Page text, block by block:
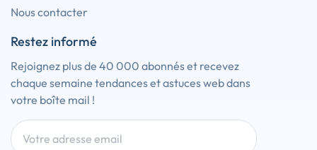
Nous contacter
Restez informé
Rejoignez plus de 40 000 abonnés et recevez
chaque semaine tendances et astuces web dans
votre boîte mail !